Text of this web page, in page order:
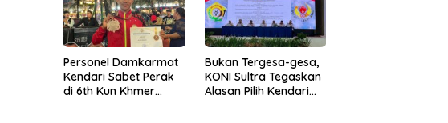
Personel Damkarmat
Kendari Sabet Perak
di 6th Kun Khmer
Bukan Tergesa-gesa,
KONI Sultra Tegaskan
Alasan Pilih Kendari